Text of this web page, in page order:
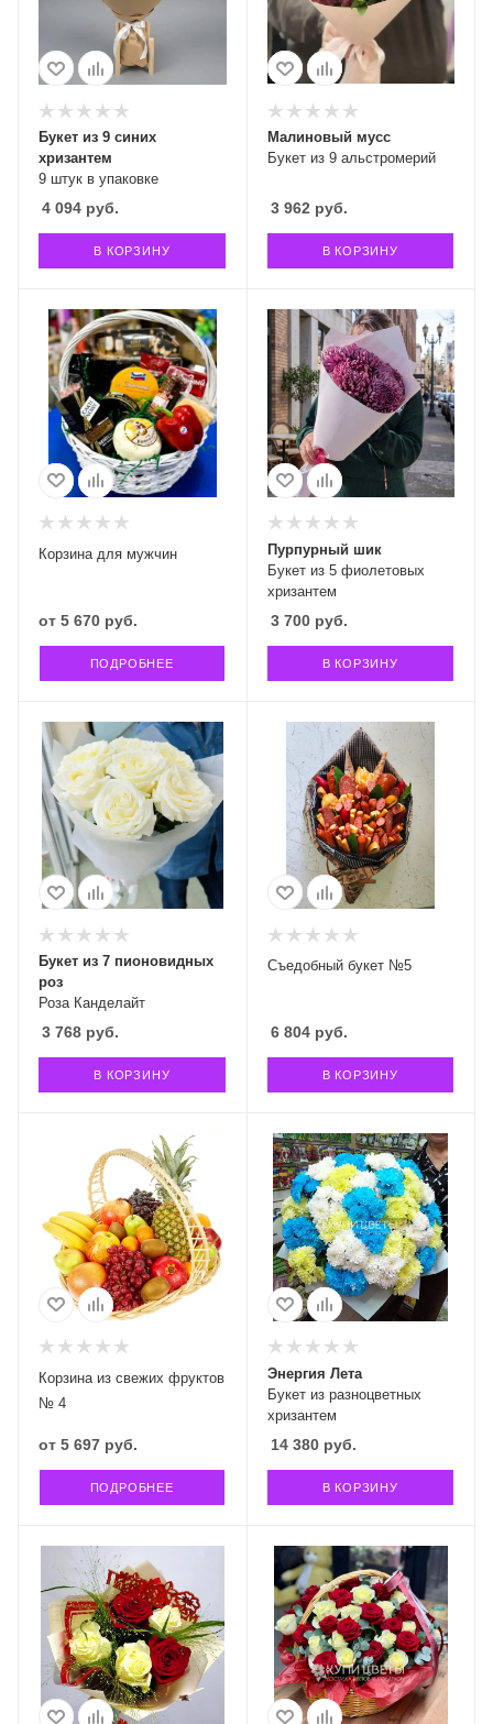
9 штук в упаковке
Букет из 9 синих
хризантем
4 094 руб.
В КОРЗИНУ
Букет из 9 альстромерий
Малиновый мусс
3 962 руб.
В КОРЗИНУ
Корзина для мужчин
от 5 670 руб.
ПОДРОБНЕЕ
Букет из 5 фиолетовых
хризантем
Пурпурный шик
3 700руб.
В КОРЗИНУ
Роза Канделайт
Букет из 7 пионовидных
роз
3 768 руб.
В КОРЗИНУ
Съедобный букет №5
6 804руб.
В КОРЗИНУ
Корзина из свежих фруктов
№ 4
от 5 697 руб.
ПОДРОБНЕЕ
Букет из разноцветных
хризантем
Энергия Лета
14 380руб.
В КОРЗИНУ